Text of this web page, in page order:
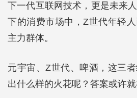
下一代互联网技术，更是未来
下的消费市场中，Z世代年轻
主力群体。
元宇宙、Z世代、啤酒，这三
出什么样的火花呢？答案或许就